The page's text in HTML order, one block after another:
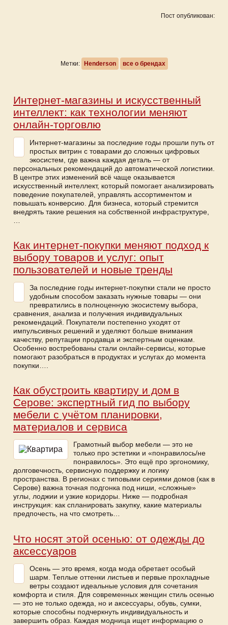
Пост опубликован:
Метки: Henderson все о брендах
Интернет-магазины и искусственный
интеллект: как технологии меняют
онлайн-торговлю
Интернет-магазины за последние годы прошли путь от
простых витрин с товарами до сложных цифровых
экосистем, где важна каждая деталь — от
персональных рекомендаций до автоматической логистики.
В центре этих изменений всё чаще оказывается
искусственный интеллект, который помогает анализировать
поведение покупателей, управлять ассортиментом и
повышать конверсию. Для бизнеса, который стремится
внедрять такие решения на собственной инфраструктуре,
Как интернет-покупки меняют подход к
выбору товаров и услуг: опыт
пользователей и новые тренды
За последние годы интернет-покупки стали не просто
удобным способом заказать нужные товары — они
превратились в полноценную экосистему выбора,
сравнения, анализа и получения индивидуальных
рекомендаций. Покупатели постепенно уходят от
импульсивных решений и уделяют больше внимания
качеству, репутации продавца и экспертным оценкам.
Особенно востребованы стали онлайн-сервисы, которые
помогают разобраться в продуктах и услугах до момента
покупки….
Как обустроить квартиру и дом в
Серове: экспертный гид по выбору
мебели с учётом планировки,
материалов и сервиса
Грамотный выбор мебели — это не
только про эстетики и «понравилось/не
понравилось». Это ещё про эргономику,
долговечность, сервисную поддержку и логику
пространства. В регионах с типовыми сериями домов (как в
Серове) важна точная подгонка под ниши, «сложные»
углы, лоджии и узкие коридоры. Ниже — подробная
инструкция: как спланировать закупку, какие материалы
предпочесть, на что смотреть…
Что носят этой осенью: от одежды до
аксессуаров
Осень — это время, когда мода обретает особый
шарм. Теплые оттенки листьев и первые прохладные
ветры создают идеальные условия для сочетания
комфорта и стиля. Для современных женщин стиль осенью
— это не только одежда, но и аксессуары, обувь, сумки,
которые способны подчеркнуть индивидуальность и
завершить образ. Каждая модница ищет информацию о